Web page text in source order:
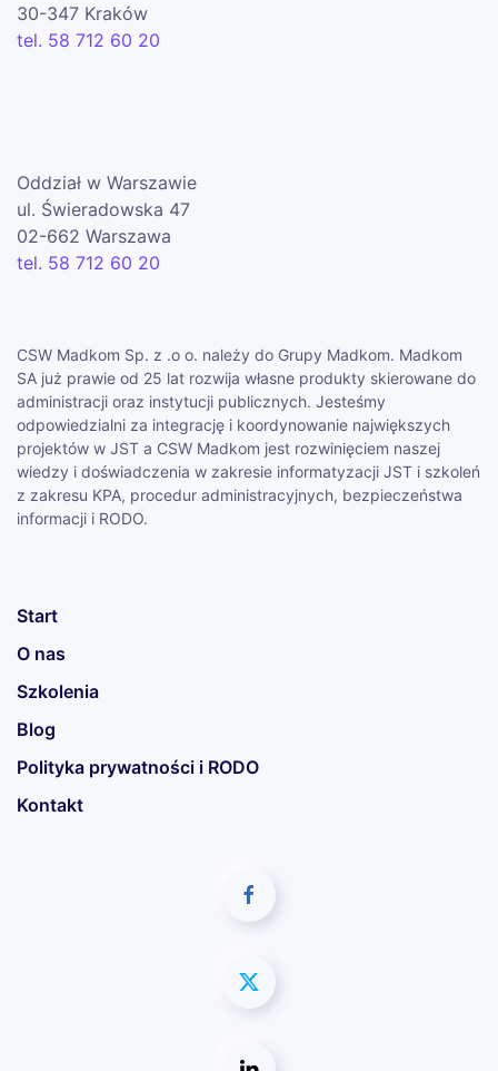
30-347 Kraków
tel. 58 712 60 20
Oddział w Warszawie
ul. Świeradowska 47
02-662 Warszawa
tel. 58 712 60 20
CSW Madkom Sp. z .o o. należy do Grupy Madkom. Madkom
SA już prawie od 25 lat rozwija własne produkty skierowane do
administracji oraz instytucji publicznych. Jesteśmy
odpowiedzialni za integrację i koordynowanie największych
projektów w JST a CSW Madkom jest rozwinięciem naszej
wiedzy i doświadczenia w zakresie informatyzacji JST i szkoleń
z zakresu KPA, procedur administracyjnych, bezpieczeństwa
informacji i RODO.
Start
O nas
Szkolenia
Blog
Polityka prywatności i RODO
Kontakt